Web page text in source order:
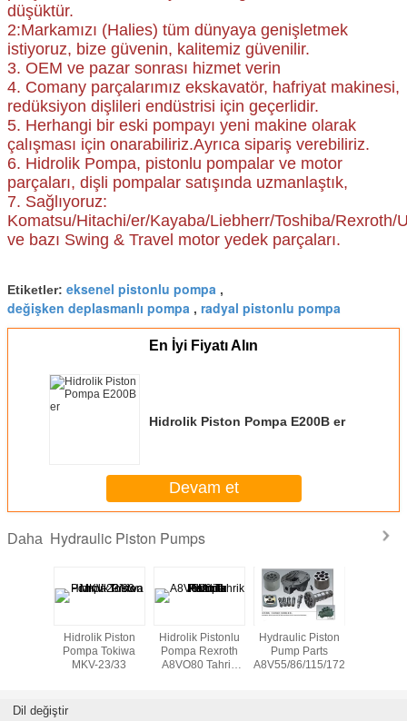
düşüktür.
2:Markamızı (Halies) tüm dünyaya genişletmek
istiyoruz, bize güvenin, kalitemiz güvenilir.
3. OEM ve pazar sonrası hizmet verin
4. Comany parçalarımız ekskavatör, hafriyat makinesi,
redüksiyon dişlileri endüstrisi için geçerlidir.
5. Herhangi bir eski pompayı yeni makine olarak
çalışması için onarabiliriz.Ayrıca sipariş verebiliriz.
6. Hidrolik Pompa, pistonlu pompalar ve motor
parçaları, dişli pompalar satışında uzmanlaştık,
7. Sağlıyoruz:
Komatsu/Hitachi/er/Kayaba/Liebherr/Toshiba/
ve bazı Swing & Travel motor yedek parçaları.
Etiketler: eksenel pistonlu pompa ,
değişken deplasmanlı pompa , radyal pistonlu pompa
En İyi Fiyatı Alın
Hidrolik Piston Pompa E200B er
Devam et
Daha Hydraulic Piston Pumps
Hidrolik Piston
Pompa Tokiwa
MKV-23/33
Hidrolik Pistonlu
Pompa Rexroth
A8VO80 Tahrik
Hydraulic Piston
Pump Parts
A8V55/86/115/172
Dil değiştir